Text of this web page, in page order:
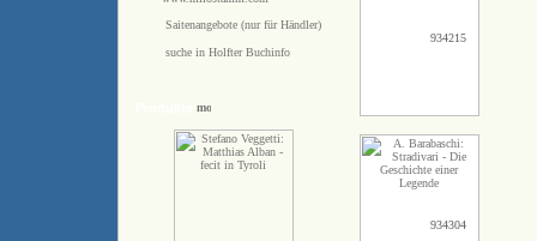
Saitenangebote (nur für Händler)
suche in Holfter Buchinfo
934215
934304